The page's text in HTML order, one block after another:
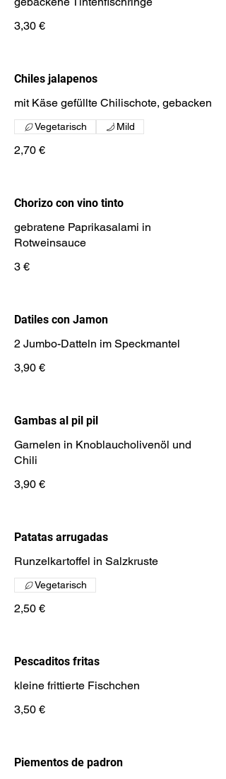
3,30 €
Chiles jalapenos
mit Käse gefüllte Chilischote, gebacken
2,70 €
Vegetarisch Mild
Chorizo con vino tinto
gebratene Paprikasalami in
Rotweinsauce
3 €
Datiles con Jamon
2 Jumbo-Datteln im Speckmantel
3,90 €
Gambas al pil pil
Garnelen in Knoblaucholivenöl und
Chili
3,90 €
Patatas arrugadas
Runzelkartoffel in Salzkruste
2,50 €
Vegetarisch
Pescaditos fritas
kleine frittierte Fischchen
3,50 €
Piementos de padron